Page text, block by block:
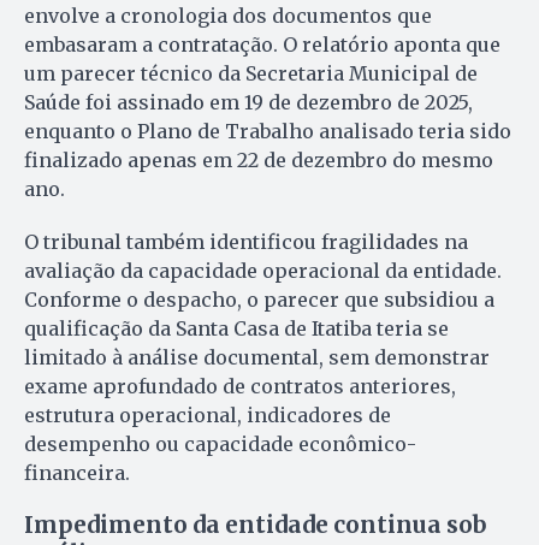
envolve a cronologia dos documentos que
embasaram a contratação. O relatório aponta que
um parecer técnico da Secretaria Municipal de
Saúde foi assinado em 19 de dezembro de 2025,
enquanto o Plano de Trabalho analisado teria sido
finalizado apenas em 22 de dezembro do mesmo
ano.
O tribunal também identificou fragilidades na
avaliação da capacidade operacional da entidade.
Conforme o despacho, o parecer que subsidiou a
qualificação da Santa Casa de Itatiba teria se
limitado à análise documental, sem demonstrar
exame aprofundado de contratos anteriores,
estrutura operacional, indicadores de
desempenho ou capacidade econômico-
financeira.
Impedimento da entidade continua sob